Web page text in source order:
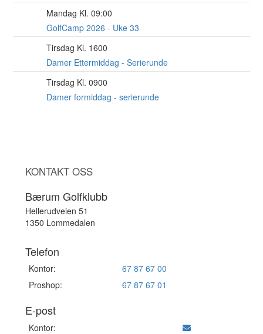
Mandag Kl. 09:00
GolfCamp 2026 - Uke 33
Tirsdag Kl. 1600
Damer Ettermiddag - Serierunde
Tirsdag Kl. 0900
Damer formiddag - serierunde
KONTAKT OSS
Bærum Golfklubb
Hellerudveien 51
1350 Lommedalen
Telefon
Kontor:
67 87 67 00
Proshop:
67 87 67 01
E-post
Kontor: